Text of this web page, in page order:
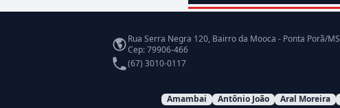
Endereço
Rua Serra Negra 120, Bairro da Mooca - Ponta Porã/MS
Cep: 79906-466
Telefone
(67) 3010-0117
Amambai Antônio João Aral Moreira